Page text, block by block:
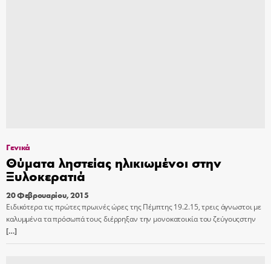
Γενικά
Θύματα ληστείας ηλικιωμένοι στην
Ξυλοκερατιά
20 Φεβρουαρίου, 2015
Ειδικότερα τις πρώτες πρωινές ώρες της Πέμπτης 19.2.15, τρεις άγνωστοι με
καλυμμένα τα πρόσωπά τους διέρρηξαν την μονοκατοικία του ζεύγουςστην
[…]